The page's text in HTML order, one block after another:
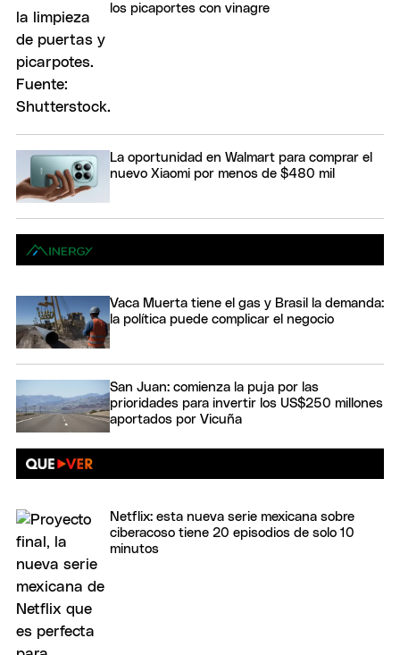
los picaportes con vinagre
La oportunidad en Walmart para comprar el
nuevo Xiaomi por menos de $480 mil
Vaca Muerta tiene el gas y Brasil la demanda:
la política puede complicar el negocio
San Juan: comienza la puja por las
prioridades para invertir los US$250 millones
aportados por Vicuña
Netflix: esta nueva serie mexicana sobre
ciberacoso tiene 20 episodios de solo 10
minutos